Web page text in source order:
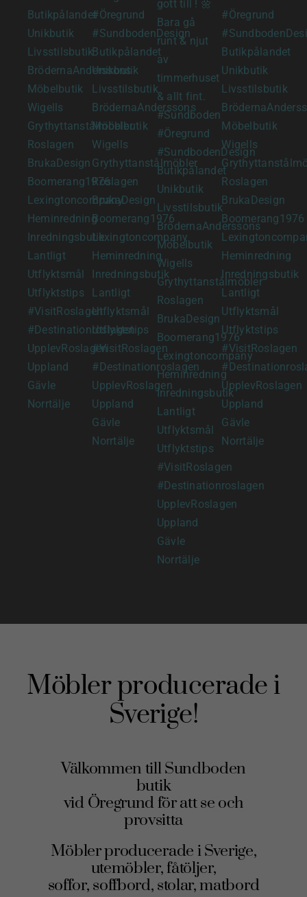
Möbler producerade i
Sverige!
Välkommen till Sundboden
butik
vid Öregrund för att se och
provsitta
Möbler producerade i Sverige,
utemöbler, fåtöljer,
soffor, soffbord, stolar, matbord